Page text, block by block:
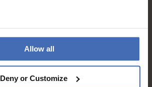
Allow all
Deny or Customize